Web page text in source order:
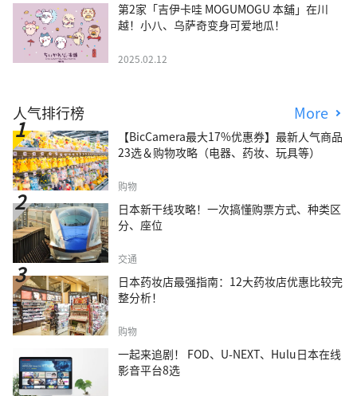
第2家「吉伊卡哇 MOGUMOGU 本舖」在川
越！小八、乌萨奇变身可爱地瓜！
2025.02.12
人气排行榜 More
【BicCamera最大17%优惠券】最新人气商品
23选＆购物攻略（电器、药妆、玩具等）
购物
日本新干线攻略！一次搞懂购票方式、种类区
分、座位
交通
日本药妆店最强指南：12大药妆店优惠比较完
整分析！
购物
一起来追剧！ FOD、U-NEXT、Hulu日本在线
影音平台8选